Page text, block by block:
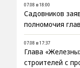
07.08 в 18:00
Садовников
полномочия
07.08 в 17:37
Глава
строителей с